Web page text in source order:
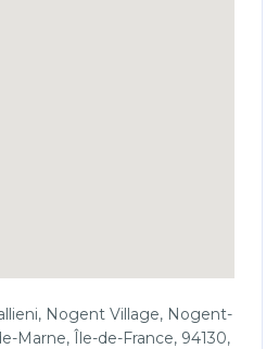
Nogent Village, Nogent-
Marne, Île-de-France, 94130,